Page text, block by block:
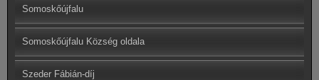
Somoskőújfalu
Somoskőújfalu Község oldala
Szeder Fábián-díj